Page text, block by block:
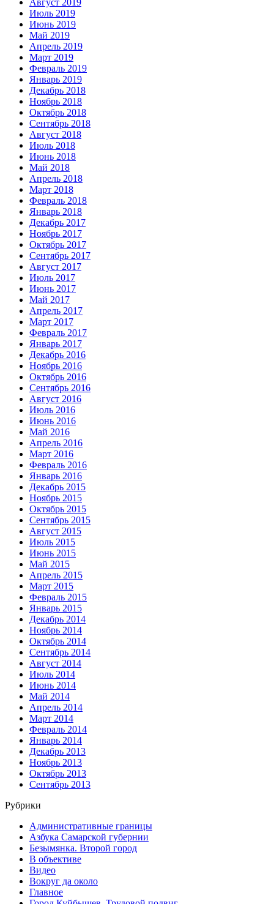
Июль 2019
Июнь 2019
Май 2019
Апрель 2019
Март 2019
Февраль 2019
Январь 2019
Декабрь 2018
Ноябрь 2018
Октябрь 2018
Сентябрь 2018
Август 2018
Июль 2018
Июнь 2018
Май 2018
Апрель 2018
Март 2018
Февраль 2018
Январь 2018
Декабрь 2017
Ноябрь 2017
Октябрь 2017
Сентябрь 2017
Август 2017
Июль 2017
Июнь 2017
Май 2017
Апрель 2017
Март 2017
Февраль 2017
Январь 2017
Декабрь 2016
Ноябрь 2016
Октябрь 2016
Сентябрь 2016
Август 2016
Июль 2016
Июнь 2016
Май 2016
Апрель 2016
Март 2016
Февраль 2016
Январь 2016
Декабрь 2015
Ноябрь 2015
Октябрь 2015
Сентябрь 2015
Август 2015
Июль 2015
Июнь 2015
Май 2015
Апрель 2015
Март 2015
Февраль 2015
Январь 2015
Декабрь 2014
Ноябрь 2014
Октябрь 2014
Сентябрь 2014
Август 2014
Июль 2014
Июнь 2014
Май 2014
Апрель 2014
Март 2014
Февраль 2014
Январь 2014
Декабрь 2013
Ноябрь 2013
Октябрь 2013
Сентябрь 2013
Рубрики
Административные границы
Азбука Самарской губернии
Безымянка. Второй город
В объективе
Видео
Вокруг да около
Главное